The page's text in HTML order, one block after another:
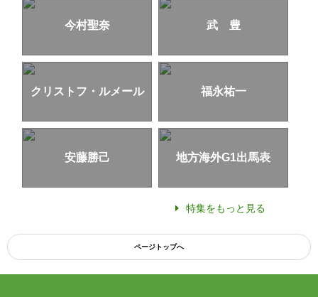
今村聖奈 武 豊
クリストフ・ルメール 福永祐一
安藤勝己 地方海外G1出馬表
特集をもっと見る
ページトップへ